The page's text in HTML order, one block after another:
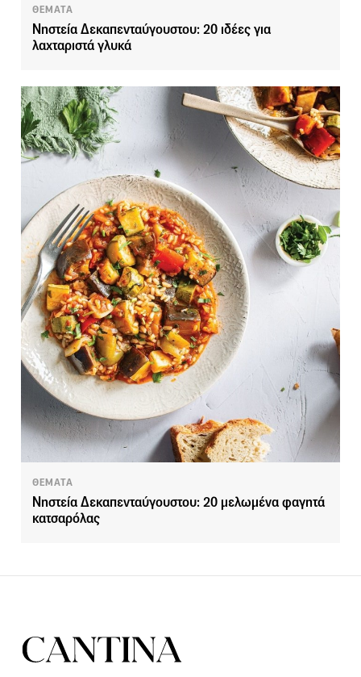
ΘΕΜΑΤΑ
Νηστεία Δεκαπενταύγουστου: 20 ιδέες για
λαχταριστά γλυκά
ΘΕΜΑΤΑ
Νηστεία Δεκαπενταύγουστου: 20 μελωμένα φαγητά
κατσαρόλας